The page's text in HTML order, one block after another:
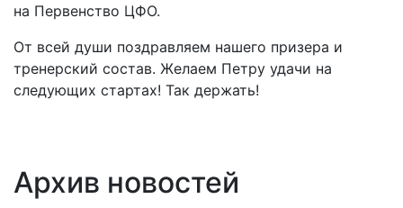
на Первенство ЦФО.
От всей души поздравляем нашего призера и
тренерский состав. Желаем Петру удачи на
следующих стартах! Так держать!
Архив новостей